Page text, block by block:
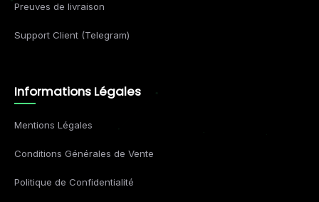
Preuves de livraison
Support Client (Telegram)
Informations Légales
Mentions Légales
Conditions Générales de Vente
Politique de Confidentialité